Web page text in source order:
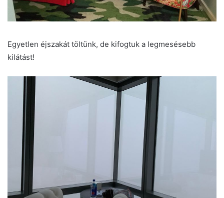
Egyetlen éjszakát töltünk, de kifogtuk a legmesésebb
kilátást!